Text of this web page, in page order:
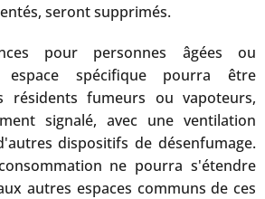
seront supprimés.
pour personnes âgées ou
espace spécifique pourra être
résidents fumeurs ou vapoteurs,
signalé, avec une ventilation
dispositifs de désenfumage.
ne pourra s'étendre
autres espaces communs de ces